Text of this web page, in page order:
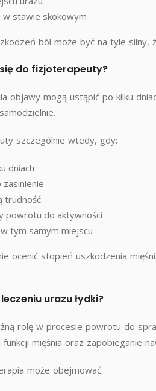
w stawie skokowym
ból może być na tyle silny,
do fizjoterapeuty?
objawy mogą ustąpić po kilku
szczególnie wtedy, gdy:
dniach
trudność
powrotu do aktywności
tym samym miejscu
ocenić stopień uszkodzenia
urazu łydki?
rolę w procesie powrotu do
mięśnia oraz zapobieganie
może obejmować: